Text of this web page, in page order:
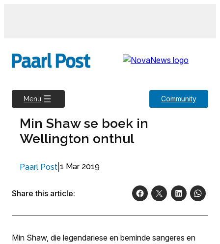
Menu Community
Min Shaw se boek in
Wellington onthul
Paarl Post 1 Mar 2019
Share this article:
Min Shaw, die legendariese en beminde sangeres en